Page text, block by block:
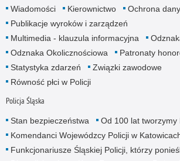
Wiadomości Kierownictwo
Ochrona
Publikacje wyroków i zarządzeń
Multimedia - klauzula informacyjna
Odznaka Okolicznościowa
Patronaty
Statystyka zdarzeń
Związki zawodowe
Równość płci w Policji
Policja Śląska
Stan bezpieczeństwa
Od 100 lat tworzymy
Komendanci Wojewódzcy Policji w
Funkcjonariusze Śląskiej Policji, którzy